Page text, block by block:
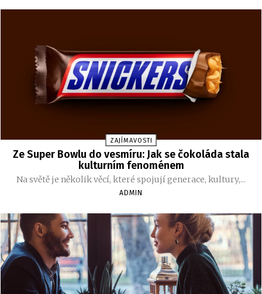
ZAJÍMAVOSTI
Ze Super Bowlu do vesmíru: Jak se čokoláda stala
kulturním fenoménem
Na světě je několik věcí, které spojují generace, kultury,...
ADMIN